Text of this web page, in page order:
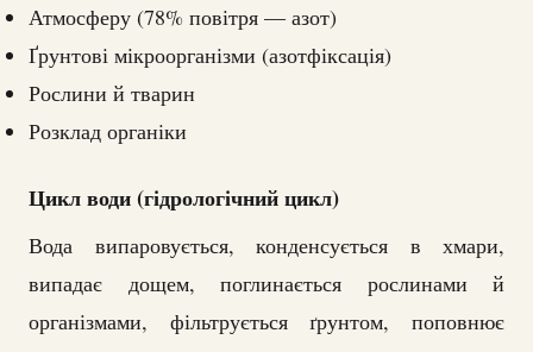
Атмосферу (78% повітря — азот)
Ґрунтові мікроорганізми (азотфіксація)
Рослини й тварин
Розклад органіки
Цикл води (гідрологічний цикл)
Вода випаровується, конденсується в хмари,
випадає дощем, поглинається рослинами й
організмами, фільтрується ґрунтом, поповнює